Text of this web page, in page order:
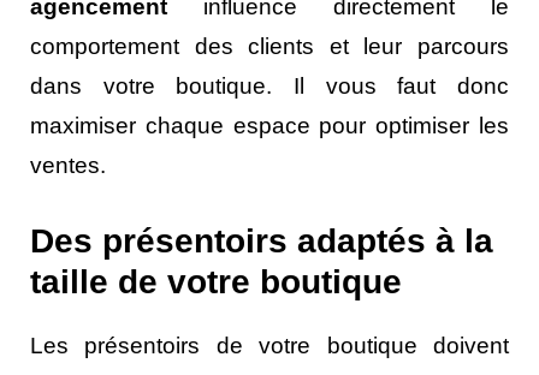
agencement influence directement le
comportement des clients et leur parcours
dans votre boutique. Il vous faut donc
maximiser chaque espace pour optimiser les
ventes.
Des présentoirs adaptés à la
taille de votre boutique
Les présentoirs de votre boutique doivent